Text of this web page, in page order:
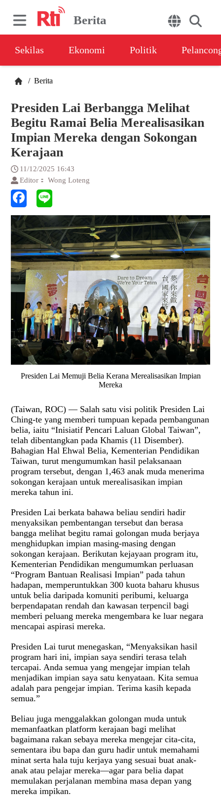
Berita
Sekilas Ekonomi Politik
/ Berita
Presiden Lai Berbangga Melihat
Begitu Ramai Belia Merealisasikan
Impian Mereka dengan Sokongan
Kerajaan
11/12/2025 16:43
Editor： Wong Loteng
Presiden Lai Memuji Belia Kerana Merealisasikan Impian
Mereka
(Taiwan, ROC) — Salah satu visi politik Presiden Lai
Ching-te yang memberi tumpuan kepada pembangunan
belia, iaitu “Inisiatif Pencari Laluan Global Taiwan”,
telah dibentangkan pada Khamis (11 Disember).
Bahagian Hal Ehwal Belia, Kementerian Pendidikan
Taiwan, turut mengumumkan hasil pelaksanaan
program tersebut, dengan 1,463 anak muda menerima
sokongan kerajaan untuk merealisasikan impian
mereka tahun ini.
Presiden Lai berkata bahawa beliau sendiri hadir
menyaksikan pembentangan tersebut dan berasa
bangga melihat begitu ramai golongan muda berjaya
menghidupkan impian masing-masing dengan
sokongan kerajaan. Berikutan kejayaan program itu,
Kementerian Pendidikan mengumumkan perluasan
“Program Bantuan Realisasi Impian” pada tahun
hadapan, memperuntukkan 300 kuota baharu khusus
untuk belia daripada komuniti peribumi, keluarga
berpendapatan rendah dan kawasan terpencil bagi
memberi peluang mereka mengembara ke luar negara
mencapai aspirasi mereka.
Presiden Lai turut menegaskan, “Menyaksikan hasil
program hari ini, impian saya sendiri terasa telah
tercapai. Anda semua yang mengejar impian telah
menjadikan impian saya satu kenyataan. Kita semua
adalah para pengejar impian. Terima kasih kepada
semua.”
Beliau juga menggalakkan golongan muda untuk
memanfaatkan platform kerajaan bagi melihat
bagaimana rakan sebaya mereka mengejar cita-cita,
sementara ibu bapa dan guru hadir untuk memahami
minat serta hala tuju kerjaya yang sesuai buat anak-
anak atau pelajar mereka—agar para belia dapat
memulakan perjalanan membina masa depan yang
mereka impikan.